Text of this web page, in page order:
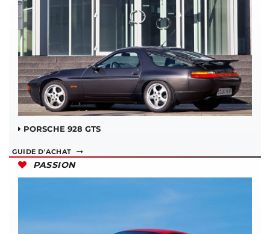
PORSCHE 928 GTS
GUIDE D'ACHAT
PASSION